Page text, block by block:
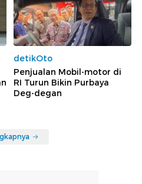
detikOto
Penjualan Mobil-motor di
RI Turun Bikin Purbaya
Deg-degan